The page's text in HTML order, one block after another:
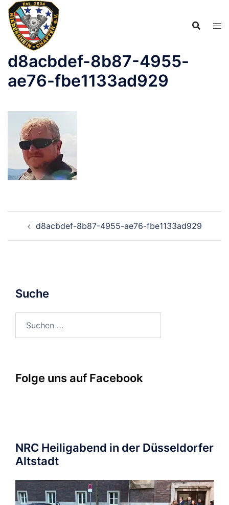
Zum
Inhalt
springen
d8acbdef-8b87-4955-
ae76-fbe1133ad929
d8acbdef-8b87-4955-ae76-fbe1133ad929
Suche
nach:
Folge uns auf Facebook
NRC Heiligabend in der Düsseldorfer
Altstadt
Video-
Player